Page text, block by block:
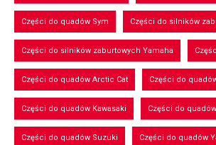
Części do quadów Sym Części do silników
Części do silników zaburtowych Yamaha
Części do quadów Arctic Cat Części do
Części do quadów Kawasaki Części do
Części do quadów Suzuki Części do quadów